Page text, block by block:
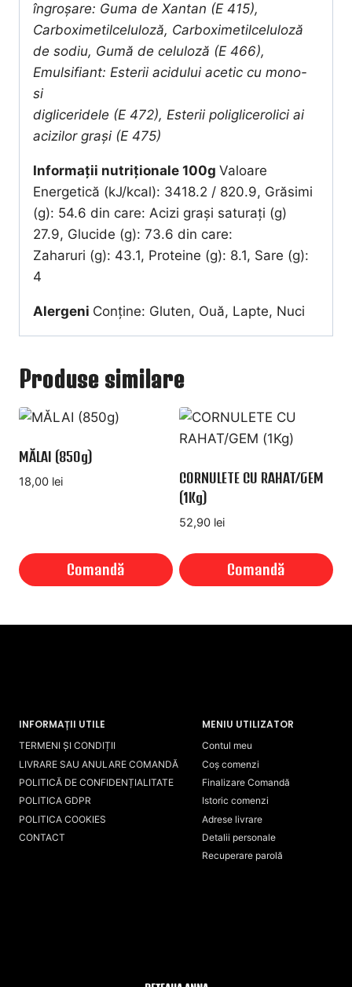
îngroșare: Guma de Xantan (E 415),
Carboximetilceluloză, Carboximetilceluloză
de sodiu, Gumă de celuloză (E 466),
Emulsifiant: Esterii acidului acetic cu mono-
si
digliceridele (E 472), Esterii poliglicerolici ai
acizilor graşi (E 475)
Informații nutriționale 100g Valoare
Energetică (kJ/kcal): 3418.2 / 820.9, Grăsimi
(g): 54.6 din care: Acizi grași saturați (g)
27.9, Glucide (g): 73.6 din care:
Zaharuri (g): 43.1, Proteine (g): 8.1, Sare (g):
4
Alergeni Conține: Gluten, Ouă, Lapte, Nuci
Produse similare
MĂLAI (850g)
18,00 lei
Comandă
CORNULETE CU RAHAT/GEM
(1Kg)
52,90 lei
Comandă
INFORMAȚII UTILE
TERMENI ȘI CONDIȚII
LIVRARE SAU ANULARE COMANDĂ
POLITICĂ DE CONFIDENȚIALITATE
POLITICA GDPR
POLITICA COOKIES
CONTACT
MENIU UTILIZATOR
Contul meu
Coș comenzi
Finalizare Comandă
Istoric comenzi
Adrese livrare
Detalii personale
Recuperare parolă